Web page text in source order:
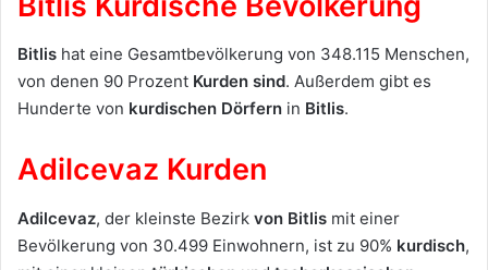
Bitlis hat eine Gesamtbevölkerung von 348.115 Menschen,
von denen 90 Prozent Kurden sind. Außerdem gibt es
Hunderte von kurdischen Dörfern in Bitlis.
Adilcevaz Kurden
Adilcevaz, der kleinste Bezirk von Bitlis mit einer
Bevölkerung von 30.499 Einwohnern, ist zu 90% kurdisch,